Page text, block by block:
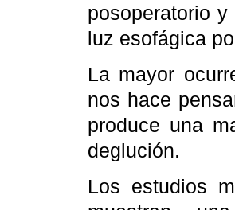
posoperatorio
luz esofágica
La mayor
nos hace
produce una
deglución.
Los estudios